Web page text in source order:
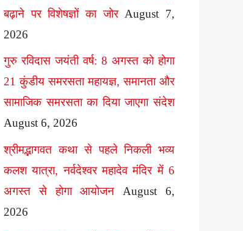
बढ़ाने पर विशेषज्ञों का जोर August 7,
2026
गुरु रविदास जयंती वर्ष: 8 अगस्त को होगा
21 कुंडीय समरसता महायज्ञ, समानता और
सामाजिक समरसता का दिया जाएगा संदेश
August 6, 2026
श्रीमद्भागवत कथा से पहले निकली भव्य
कलश यात्रा, नर्वदेश्वर महादेव मंदिर में 6
अगस्त से होगा आयोजन
August 6,
2026